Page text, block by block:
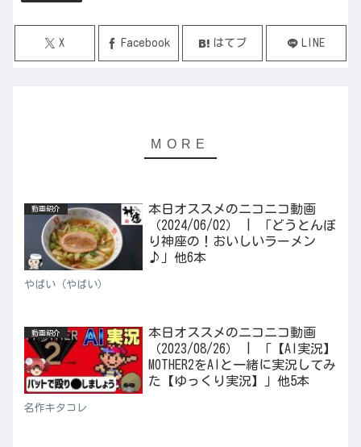
X Facebook はてブ LINE
動画紹介
本日オススメのニコニコ動画
（2024/06/02） | 「どうとんぼ
り神座の！おいしいラーメン
♪」他6本
やばい（やばい）
動画紹介
本日オススメのニコニコ動画
（2023/08/26） | 「【AI実況】
MOTHER2をAIと一緒に実況してみ
た【ゆっくり実況】」他5本
名作キタコレ